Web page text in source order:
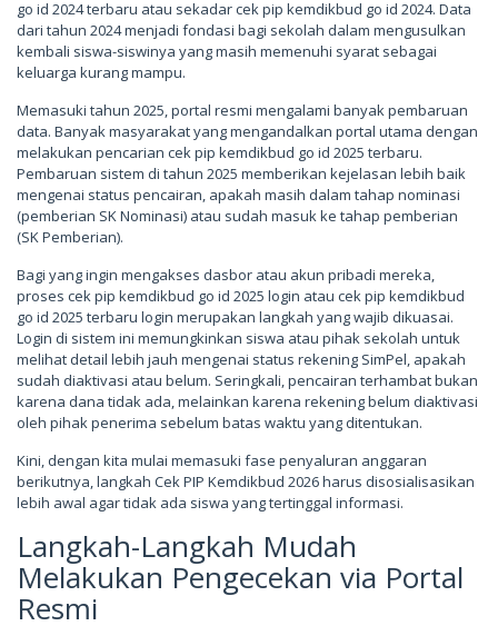
go id 2024 terbaru atau sekadar cek pip kemdikbud go id 2024. Data
dari tahun 2024 menjadi fondasi bagi sekolah dalam mengusulkan
kembali siswa-siswinya yang masih memenuhi syarat sebagai
keluarga kurang mampu.
Memasuki tahun 2025, portal resmi mengalami banyak pembaruan
data. Banyak masyarakat yang mengandalkan portal utama dengan
melakukan pencarian cek pip kemdikbud go id 2025 terbaru.
Pembaruan sistem di tahun 2025 memberikan kejelasan lebih baik
mengenai status pencairan, apakah masih dalam tahap nominasi
(pemberian SK Nominasi) atau sudah masuk ke tahap pemberian
(SK Pemberian).
Bagi yang ingin mengakses dasbor atau akun pribadi mereka,
proses cek pip kemdikbud go id 2025 login atau cek pip kemdikbud
go id 2025 terbaru login merupakan langkah yang wajib dikuasai.
Login di sistem ini memungkinkan siswa atau pihak sekolah untuk
melihat detail lebih jauh mengenai status rekening SimPel, apakah
sudah diaktivasi atau belum. Seringkali, pencairan terhambat bukan
karena dana tidak ada, melainkan karena rekening belum diaktivasi
oleh pihak penerima sebelum batas waktu yang ditentukan.
Kini, dengan kita mulai memasuki fase penyaluran anggaran
berikutnya, langkah Cek PIP Kemdikbud 2026 harus disosialisasikan
lebih awal agar tidak ada siswa yang tertinggal informasi.
Langkah-Langkah Mudah
Melakukan Pengecekan via Portal
Resmi